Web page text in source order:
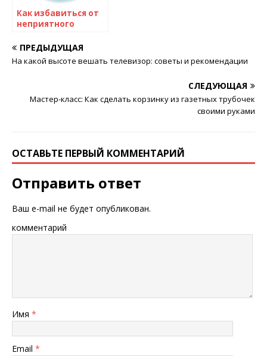
Как избавиться от
неприятного
эффективные
способы и советы
ПРЕДЫДУЩАЯ
На какой высоте вешать телевизор: советы и рекомендации
СЛЕДУЮЩАЯ
Мастер-класс: Как сделать корзинку из газетных трубочек
своими руками
ОСТАВЬТЕ ПЕРВЫЙ КОММЕНТАРИЙ
Отправить ответ
Ваш e-mail не будет опубликован.
комментарий
Имя *
Email *